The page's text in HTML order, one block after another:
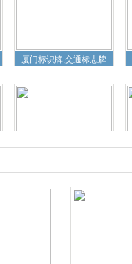
厦门标识牌,交通标志牌